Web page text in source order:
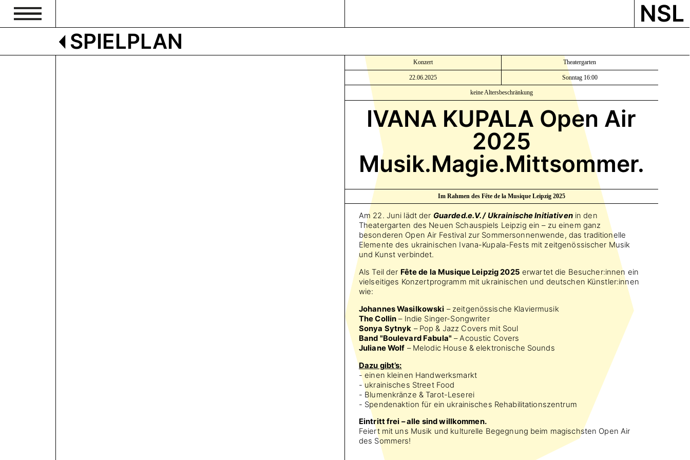
NSL
SPIELPLAN
Konzert Theatergarten
22.06.2025 Sonntag 16:00
keine Altersbeschränkung
IVANA KUPALA Open Air
2025
Musik.Magie.Mittsommer.
Im Rahmen des Fête de la Musique Leipzig 2025
Am 22. Juni lädt der Guarded.e.V. / Ukrainische Initiativenin den
Theatergarten des Neuen Schauspiels Leipzig ein – zu einem ganz
besonderen Open Air Festival zur Sommersonnenwende, das traditionelle
Elemente des ukrainischen Ivana-Kupala-Fests mit zeitgenössischer Musik
und Kunst verbindet.
Als Teil der Fête de la Musique Leipzig 2025 erwartet die Besucher:innen ein
vielseitiges Konzertprogramm mit ukrainischen und deutschen Künstler:innen
wie:
Johannes Wasilkowski – zeitgenössische Klaviermusik
The Collin – Indie Singer-Songwriter
Sonya Sytnyk – Pop & Jazz Covers mit Soul
Band "Boulevard Fabula" – Acoustic Covers
Juliane Wolf – Melodic House & elektronische Sounds
Dazu gibt’s:
- einen kleinen Handwerksmarkt
- ukrainisches Street Food
- Blumenkränze & Tarot-Leserei
- Spendenaktion für ein ukrainisches Rehabilitationszentrum
Eintritt frei – alle sind willkommen.
Feiert mit uns Musik und kulturelle Begegnung beim magischsten Open Air
des Sommers!